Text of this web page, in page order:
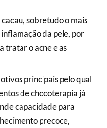
sobretudo o mais
da pele, por
tratar o acne e as
principais pelo qual
de chocoterapia já
capacidade para
precoce,